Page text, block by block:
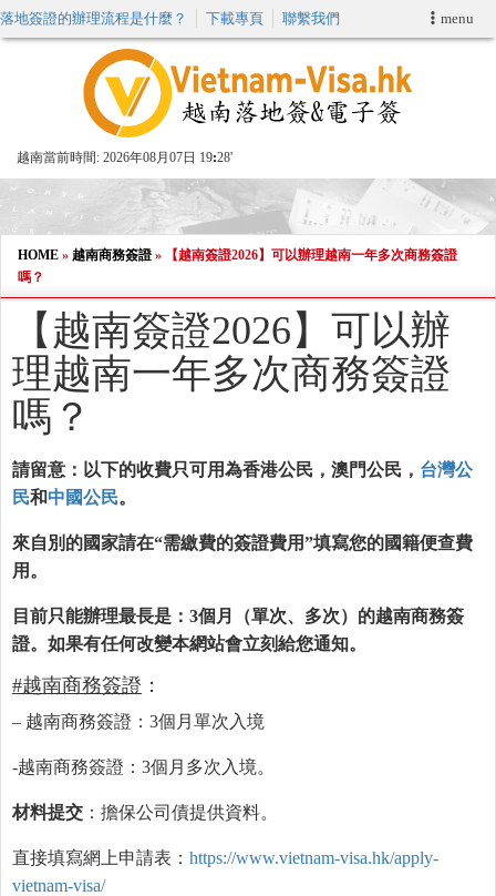
menu
落地簽證的辦理流程是什麼？ 下載專頁 聯繫我們
越南當前時間: 2026年08月07日 19 28'
申請簽證
VIP快速通關服务
加快E-VISA服務
週末緊急電子簽證
查詢簽證狀態
HOME » 越南商務簽證»
【越南簽證2026】可以辦理越南一年多次商務簽證
嗎？
【越南簽證2026】可以辦
理越南一年多次商務簽證
嗎？
請留意：以下的收費只可用為香港公民，澳門公民， 台灣公
民和中國公民。
來自別的國家請在“需繳費的簽證費用”填寫您的國籍便查費
用。
目前只能辦理最長是：3個月（單次、多次）的越南商務簽
證。如果有任何改變本網站會立刻給您通知。
#越南商務簽證 ：
– 越南商務簽證：3個月單次入境
-越南商務簽證：3個月多次入境。
材料提交 ：擔保公司債提供資料。
直接填寫網上申請表： https://www.vietnam-visa.hk/apply-
vietnam-visa/